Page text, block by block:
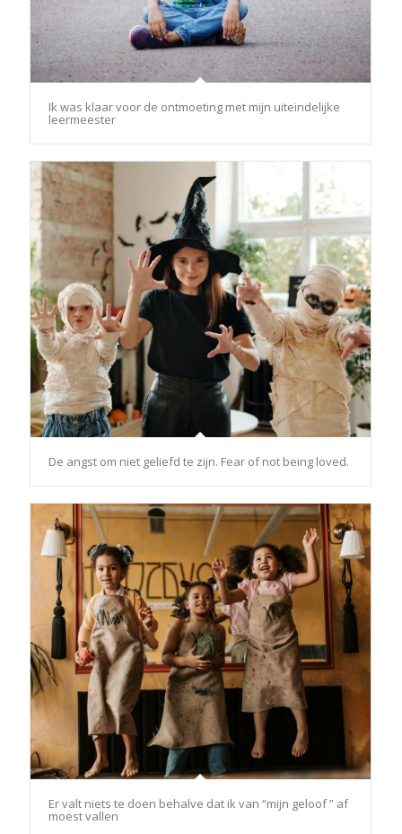
Ik was klaar voor de ontmoeting met mijn uiteindelijke
leermeester
De angst om niet geliefd te zijn. Fear of not being loved.
Er valt niets te doen behalve dat ik van “mijn geloof ” af
moest vallen